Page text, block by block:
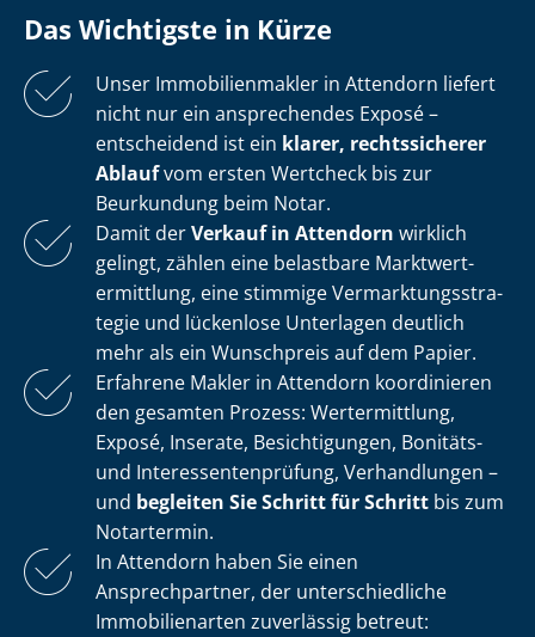
Das Wichtigste in Kürze
Unser Im­mo­bi­li­en­mak­ler in Attendorn liefert
nicht nur ein ansprechendes Exposé –
entscheidend ist ein klarer, rechtssicherer
Ablaufvom ersten Wertcheck bis zur
Beurkundung beim Notar.
Damit derVerkauf in Attendorn wirklich
gelingt, zählen eine belastbare Markt­wert­
ermitt­lung, eine stimmige Ver­mark­tungs­stra­
te­gie und lückenlose Unterlagen deutlich
mehr als ein Wunschpreis auf dem Papier.
Erfahrene Makler in Attendorn koordinieren
den gesamten Prozess: Wertermittlung,
Exposé, Inserate, Besichtigungen, Bonitäts-
und In­ter­es­sen­ten­prü­fung, Verhandlungen –
und begleiten Sie Schritt für Schritt bis zum
Notartermin.
In Attendorn haben Sie einen
Ansprechpartner, der un­ter­schied­li­che
Immobilienarten zuverlässig betreut: